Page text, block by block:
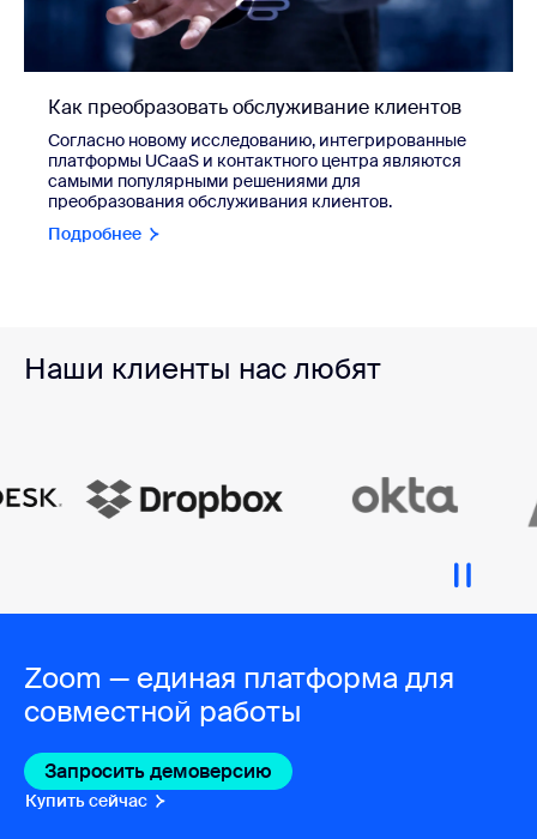
Как преобразовать обслуживание клиентов
Согласно новому исследованию, интегрированные
платформы UCaaS и контактного центра являются
самыми популярными решениями для
преобразования обслуживания клиентов.
Подробнее
Наши клиенты нас любят
Zoom — единая платформа для
совместной работы
Запросить демоверсию
Купить сейчас